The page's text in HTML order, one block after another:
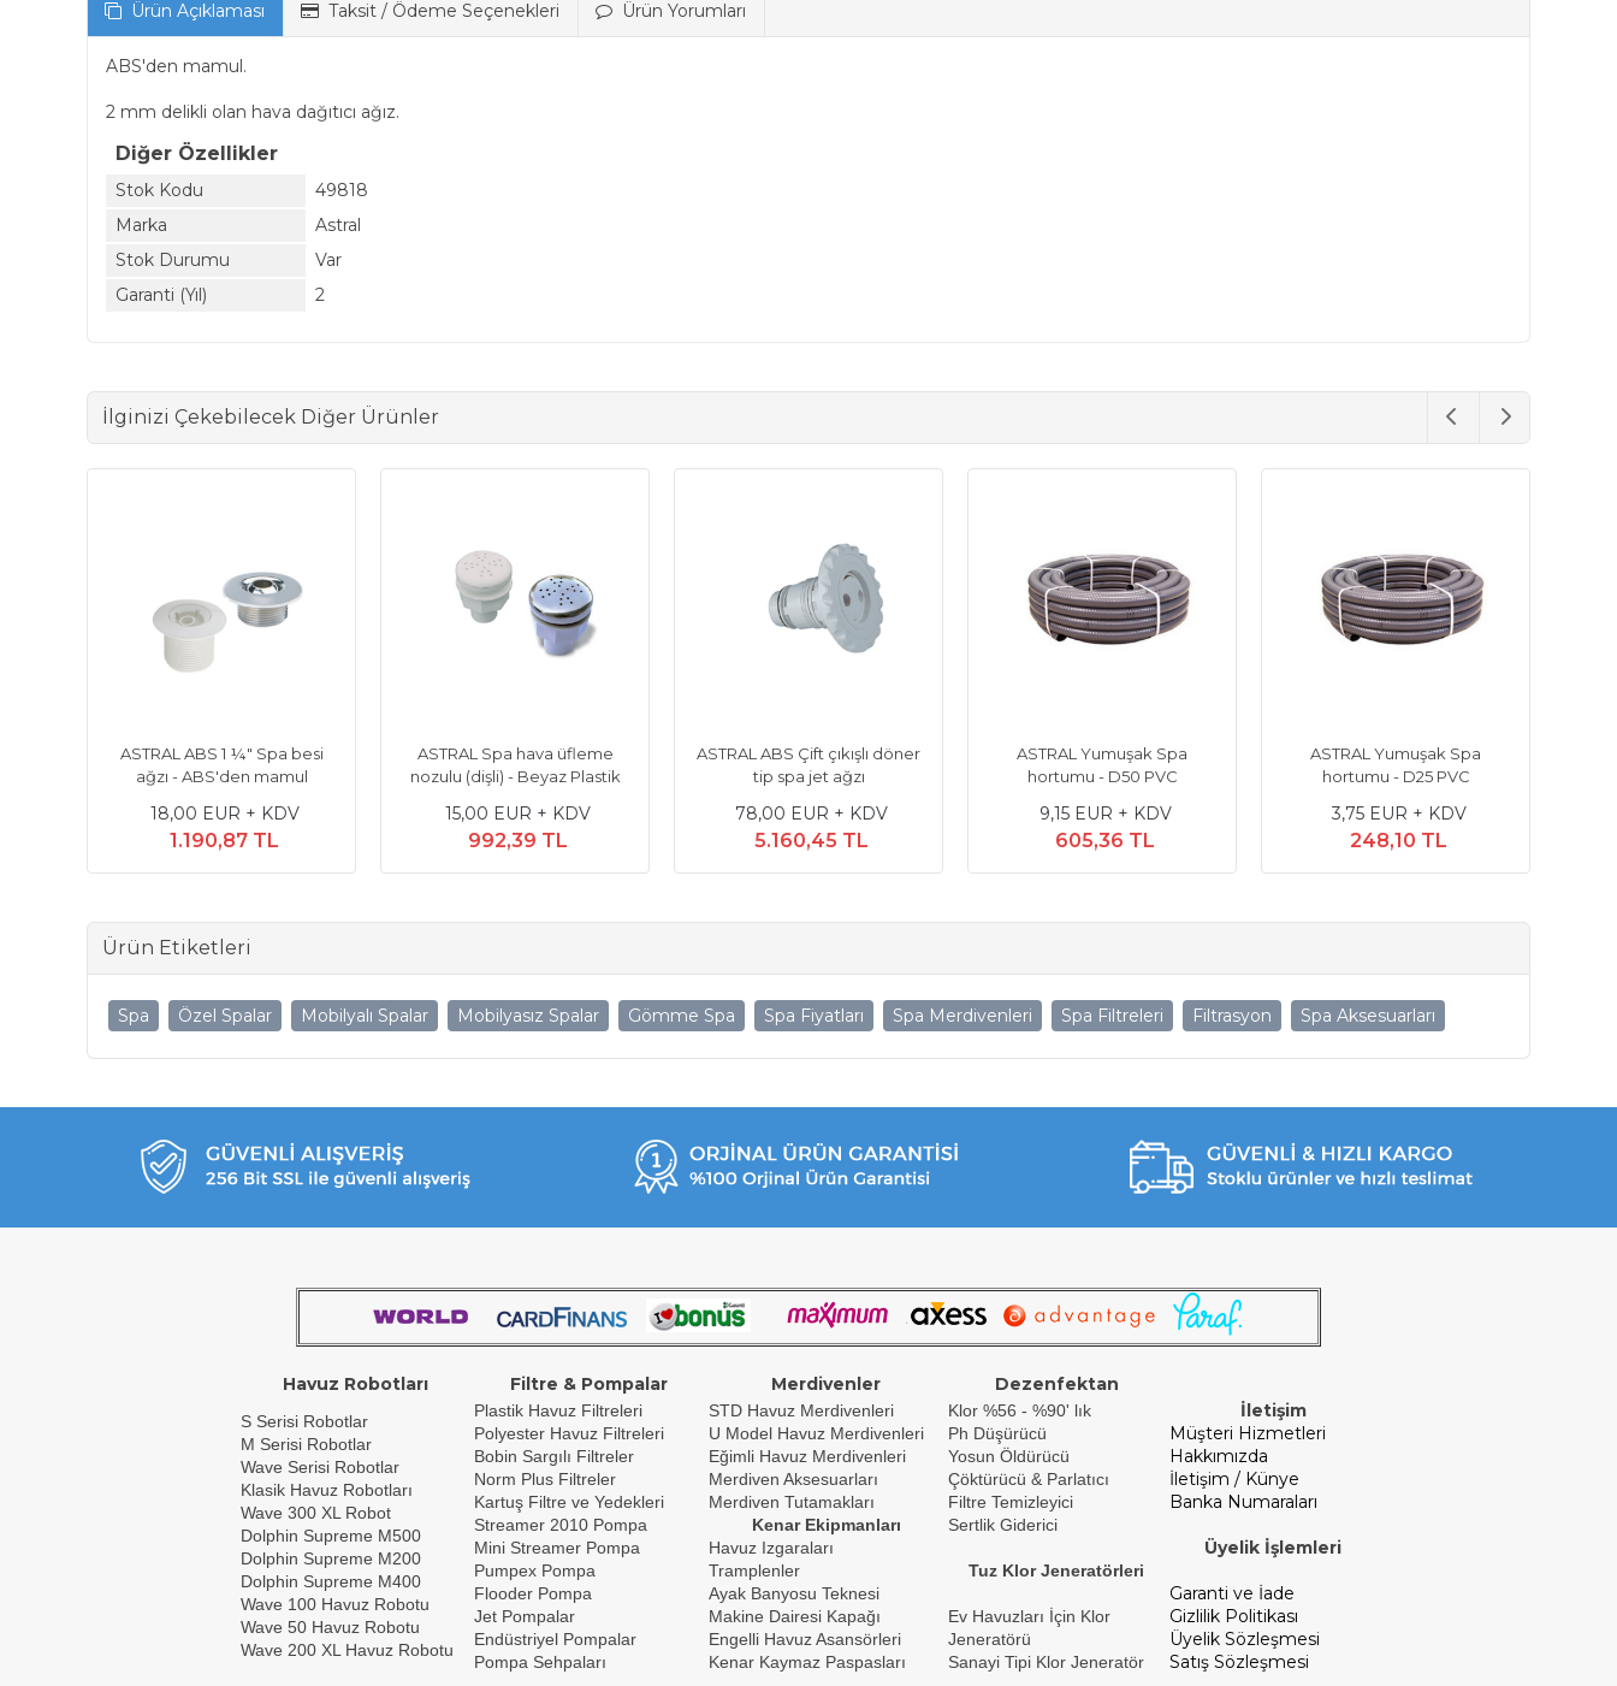
Ürün Açıklaması Taksit / Ödeme Seçenekleri Ürün Yorumları
ABS'den mamul.
2 mm delikli olan hava dağıtıcı ağız.
Diğer Özellikler
Stok Kodu
49818
Marka
Astral
Stok Durumu
Var
Garanti (Yıl)
2
İlginizi Çekebilecek Diğer Ürünler
ASTRAL ABS 1 ¼" Spa besi
ağzı - ABS'den mamul
18,00 EUR + KDV
1.190,87 TL
ASTRAL Spa hava üfleme
nozulu (dişli) - Beyaz Plastik
15,00 EUR + KDV
992,39 TL
ASTRAL ABS Çift çıkışlı döner
tip spa jet ağzı
78,00 EUR + KDV
5.160,45 TL
ASTRAL Yumuşak Spa
hortumu - D50 PVC
9,15 EUR + KDV
605,36 TL
ASTRAL Yumuşak Spa
hortumu - D25 PVC
3,75 EUR + KDV
248,10 TL
Ürün Etiketleri
Spa Özel Spalar Mobilyalı Spalar Mobilyasız Spalar Gömme Spa Spa Fiyatları Spa Merdivenleri Spa Filtreleri Filtrasyon Spa Aksesuarları
Havuz Robotları Filtre & Pompalar Merdivenler Dezenfektan
S Serisi Robotlar
M Serisi Robotlar
Wave Serisi Robotlar
Klasik Havuz Robotları
Wave 300 XL Robot
Dolphin Supreme M500
Dolphin Supreme M200
Dolphin Supreme M400
Wave 100 Havuz Robotu
Wave 50 Havuz Robotu
Wave 200 XL Havuz Robotu
Plastik Havuz Filtreleri
Polyester Havuz Filtreleri
Bobin Sargılı Filtreler
Norm Plus Filtreler
Kartuş Filtre ve Yedekleri
Streamer 2010 Pompa
Mini Streamer Pompa
Pumpex Pompa
Flooder Pompa
Jet Pompalar
Endüstriyel Pompalar
Pompa Sehpaları
STD Havuz Merdivenleri
U Model Havuz Merdivenleri
Eğimli Havuz Merdivenleri
Merdiven Aksesuarları
Merdiven Tutamakları
Kenar Ekipmanları
Havuz Izgaraları
Tramplenler
Ayak Banyosu Teknesi
Makine Dairesi Kapağı
Engelli Havuz Asansörleri
Kenar Kaymaz Paspasları
Klor %56 - %90' lık
Ph Düşürücü
Yosun Öldürücü
Çöktürücü & Parlatıcı
Filtre Temizleyici
Sertlik Giderici
Tuz Klor Jeneratörleri
Ev Havuzları İçin Klor
Jeneratörü
Sanayi Tipi Klor Jeneratör
İletişim
Müşteri Hizmetleri
Hakkımızda
İletişim / Künye
Banka Numaraları
Üyelik İşlemleri
Garanti ve İade
Gizlilik Politikası
Üyelik Sözleşmesi
Satış Sözleşmesi